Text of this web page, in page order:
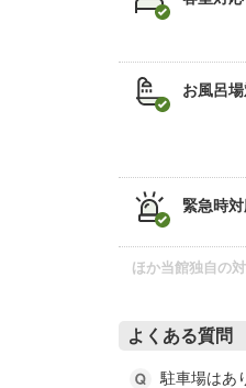
お風呂
緊急時
ほか当館独自の
よくある質問
駐車場はあ